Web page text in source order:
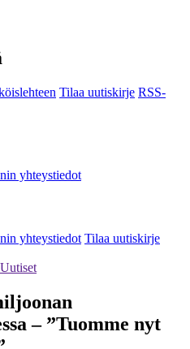
Tilaa uutiskirje RSS-
yhteystiedot
yhteystiedot Tilaa uutiskirje
Uutiset
– ”Tuomme nyt